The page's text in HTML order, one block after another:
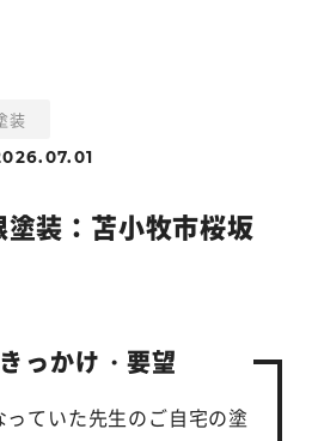
装
塗装 ：苫小牧市桜坂
っかけ・要望
ていた先生のご自宅の塗